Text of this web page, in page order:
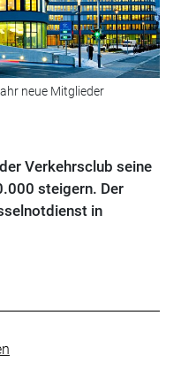
neue Mitglieder
Verkehrsclub seine
steigern. Der
in